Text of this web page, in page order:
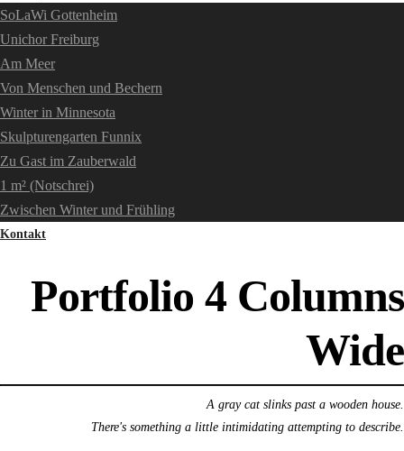
SoLaWi Gottenheim
Unichor Freiburg
Am Meer
Von Menschen und Bechern
Winter in Minnesota
Skulpturengarten Funnix
Zu Gast im Zauberwald
1 m² (Notschrei)
Zwischen Winter und Frühling
Kontakt
Portfolio 4 Columns
Wide
A gray cat slinks past a wooden house.
There's something a little intimidating attempting to describe.